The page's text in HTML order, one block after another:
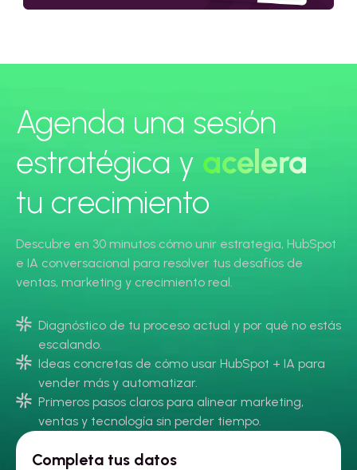
Agenda una sesión
estratégica y acelera
tu crecimiento
Descubre en 30 minutos cómo unir estrategia, HubSpot
e IA conversacional para resolver tus desafíos de
ventas, marketing y crecimiento real.
Diagnóstico de tu proceso actual y por qué no estás
escalando.
Ideas concretas de cómo usar HubSpot + IA para
vender más y automatizar.
Primeros pasos claros para alinear marketing,
ventas y tecnología sin perder tiempo.
Completa tus datos